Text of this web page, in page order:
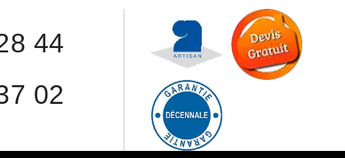
44
02